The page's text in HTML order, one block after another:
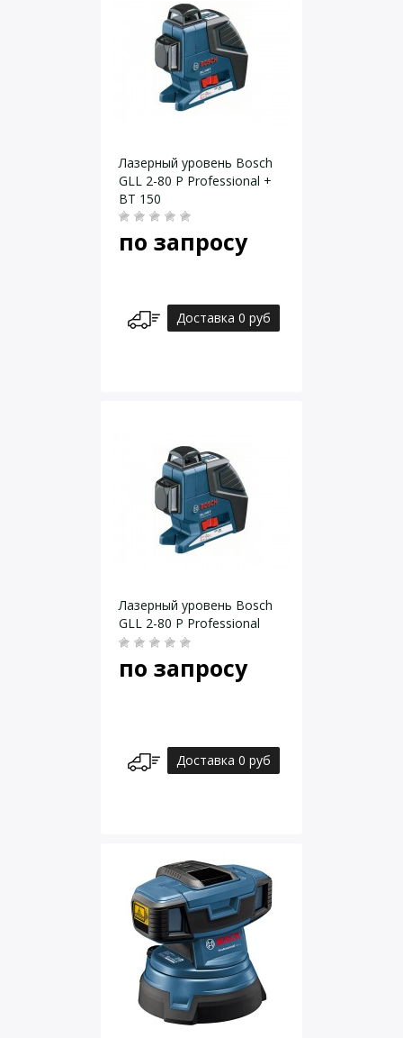
Лазерный уровень Bosch
GLL 2-80 P Professional +
BT 150
по запросу
Доставка 0 руб
Лазерный уровень Bosch
GLL 2-80 P Professional
по запросу
Доставка 0 руб